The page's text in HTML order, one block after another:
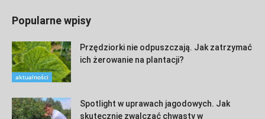
Popularne wpisy
aktualności
Przędziorki nie odpuszczają. Jak zatrzymać
ich żerowanie na plantacji?
Spotlight w uprawach jagodowych. Jak
skutecznie zwalczać chwasty w